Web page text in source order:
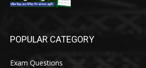
POPULAR CATEGORY
Exam Questions